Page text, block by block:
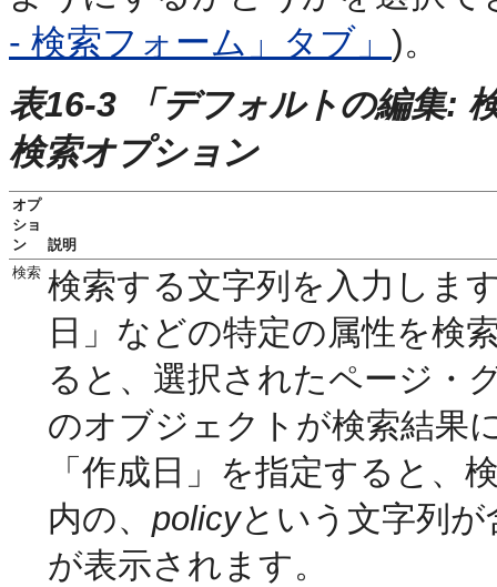
- 検索フォーム」タブ」 )。
表16-3 「デフォルトの編集:
検索オプション
オプ
ショ
ン
説明
検索 検索する文字列を入力しま
日」などの特定の属性を検
ると、選択されたページ・
のオブジェクトが検索結果
「作成日」を指定すると
内の、 policyという文字列
が表示されます。